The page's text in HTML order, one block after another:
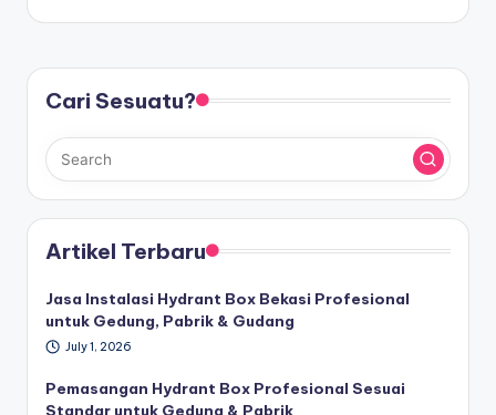
Cari Sesuatu?
Artikel Terbaru
Jasa Instalasi Hydrant Box Bekasi Profesional
untuk Gedung, Pabrik & Gudang
July 1, 2026
Pemasangan Hydrant Box Profesional Sesuai
Standar untuk Gedung & Pabrik